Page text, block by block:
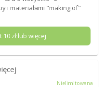
i materiałami "making of"
10 zł lub więcej
Nielimitowana